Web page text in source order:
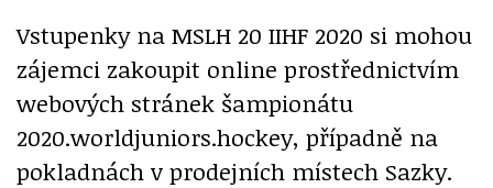
Vstupenky na MSLH 20 IIHF 2020 si mohou
zájemci zakoupit online prostřednictvím
webových stránek šampionátu
2020.worldjuniors.hockey, případně na
pokladnách v prodejních místech Sazky.